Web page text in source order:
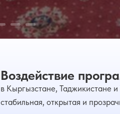
Воздействие
в Кыргызстане, Таджикистане
стабильная, открытая и